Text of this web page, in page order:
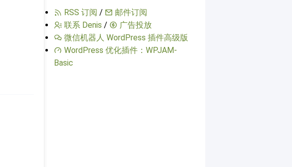
RSS 订阅 /
邮件订阅
联系 Denis /
广告投放
微信机器人 WordPress 插件高级版
WordPress 优化插件：WPJAM-
Basic